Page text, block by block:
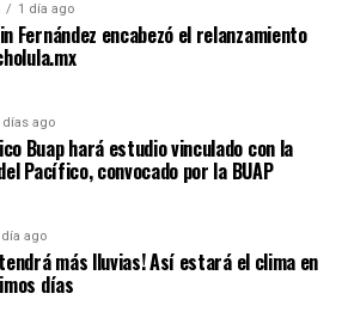
1 día ago
Fernández encabezó el relanzamiento
días ago
Buap hará estudio vinculado con la
Pacífico, convocado por la BUAP
día ago
tendrá más lluvias! Así estará el clima en
días